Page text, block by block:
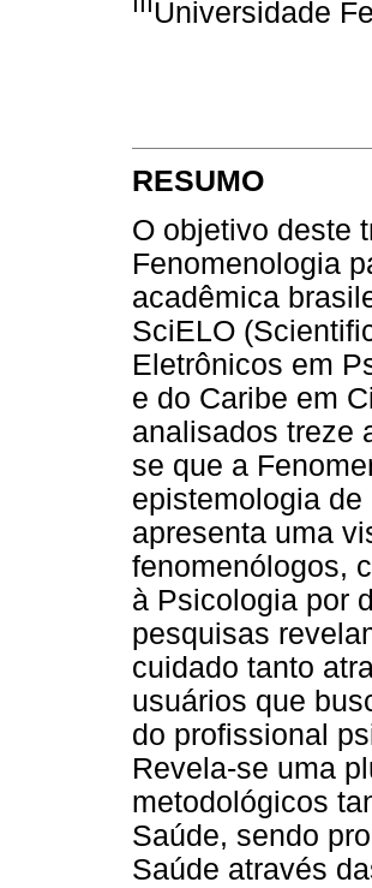
Universidade
RESUMO
O objetivo deste
Fenomenologia
acadêmica
SciELO
Eletrônicos em
e do Caribe em
analisados treze
se que a
epistemologia
apresenta uma
fenomenólogos,
à Psicologia por
pesquisas
cuidado tanto
usuários que
do profissional
Revela-se uma
metodológicos
Saúde, sendo
Saúde através